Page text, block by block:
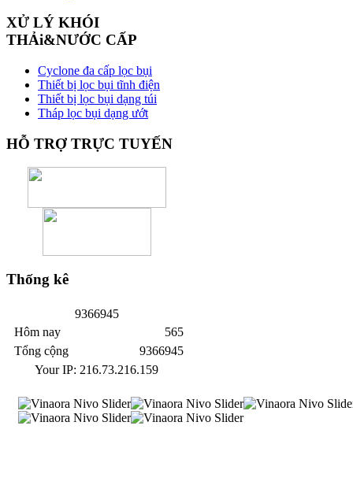
XỬ LÝ KHÓI
THẢi&NƯỚC CẤP
Cyclone đa cấp lọc bụi
Thiết bị lọc bụi tĩnh điện
Thiết bị lọc bụi dạng túi
Tháp lọc bụi dạng ướt
HỖ TRỢ TRỰC TUYẾN
Thống kê
9366945
Hôm nay
Tổng cộng
565
9366945
Your IP: 216.73.216.159